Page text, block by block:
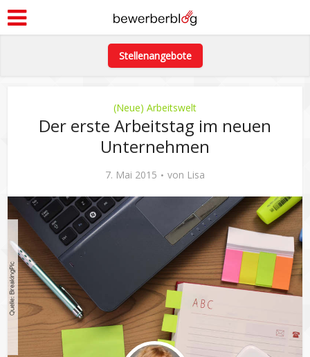
Stellenangebote
(Neue) Arbeitswelt
Der erste Arbeitstag im neuen
Unternehmen
7. Mai 2015 von Lisa